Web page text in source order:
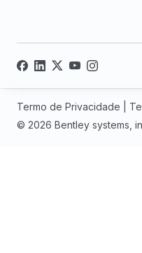
© 2026 Bentley systems,
Termo de Privacidade